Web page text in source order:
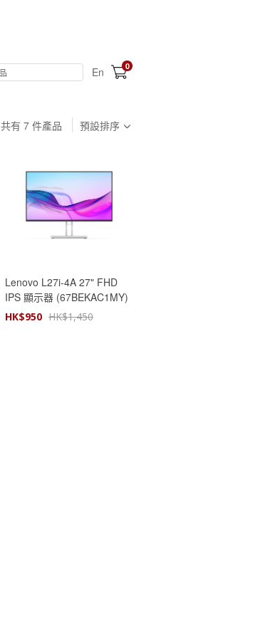
En 0
共有7 件產品 預設排序
Lenovo L27i-4A 27" FHD
IPS 顯示器 (67BEKAC1MY)
HK$950 HK$1,450